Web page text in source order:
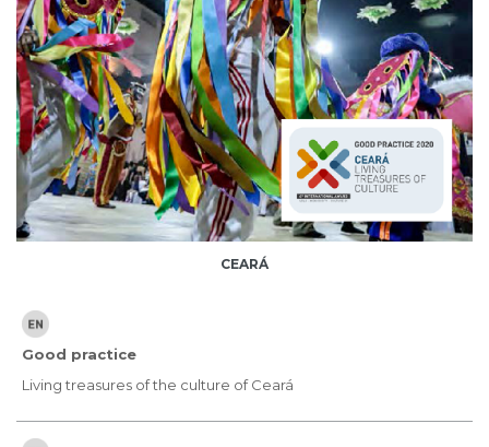
CEARÁ
Good practice
Living treasures of the culture of Ceará